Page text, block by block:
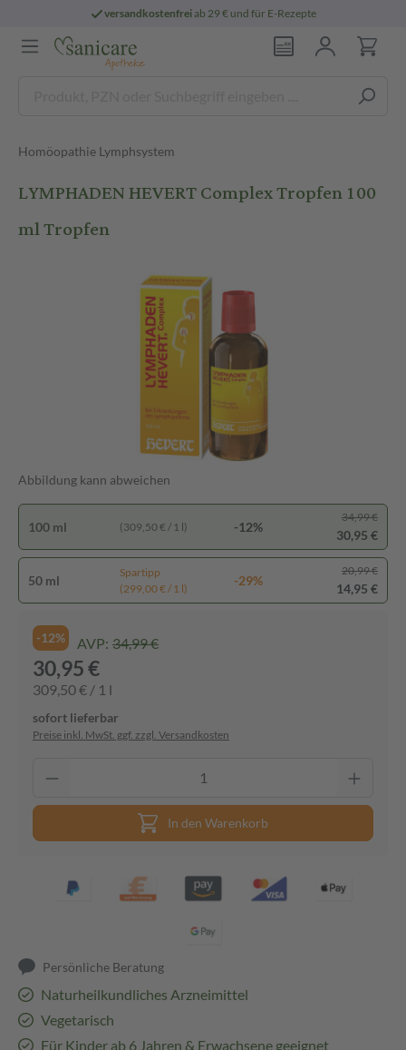
versandkostenfreiab 29 € und für E-Rezepte
Homöopathie Lymphsystem
LYMPHADEN HEVERT Complex Tropfen 100
ml Tropfen
Abbildung kann abweichen
100 ml (309,50 € / 1 l) -12%
34,99 €
30,95 €
50 ml
Spartipp
(299,00 € / 1 l)
-29%
20,99 €
14,95 €
-12% AVP: 34,99 €
30,95 €
309,50 € / 1 l
sofort lieferbar
Preise inkl. MwSt. ggf. zzgl. Versandkosten
In den Warenkorb
Persönliche Beratung
Naturheilkundliches Arzneimittel
Vegetarisch
Für Kinder ab 6 Jahren & Erwachsene geeignet